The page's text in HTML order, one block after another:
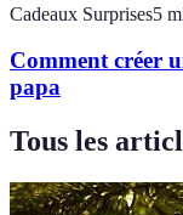
Cadeaux Surprises5
Comment créer
papa
Tous les